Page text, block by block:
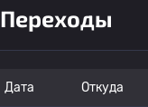
Переходы
Дата Откуда